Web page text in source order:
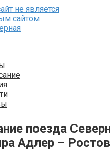
поезда
Адлер –